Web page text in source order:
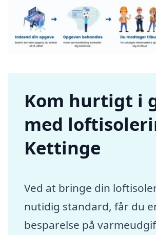
Kom hurtigt i
med
Kettinge
Ved at bringe din
nutidig standard, får du
besparelse på